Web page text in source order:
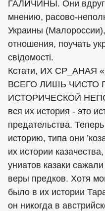
ГАЛИЧИНЫ. Они вдруг
мнению, расово-
Украины
отношения, поучать
свiдомостi.
Кстати, ИХ СР_АНАЯ
ВСЕГО ЛИШЬ ЧИСТО
ИСТОРИЧЕСКОЙ
вся их история - это
предательства.
историю, типа они
их истории
униатов казаки
веры предков. Хотя
было в их истории
он никогда в